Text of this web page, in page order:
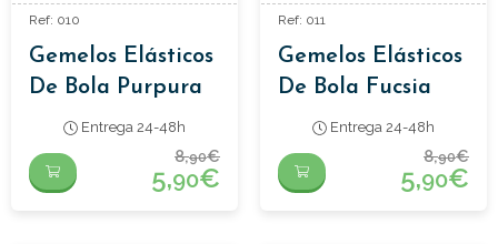
Ref: 010
Gemelos Elásticos
De Bola Purpura
Entrega 24-48h
8,90€
5,90€
Ref: 011
Gemelos Elásticos
De Bola Fucsia
Entrega 24-48h
8,90€
5,90€